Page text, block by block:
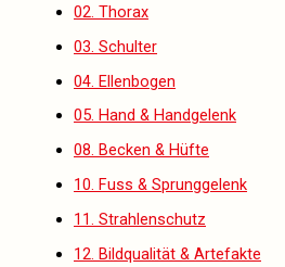
02. Thorax
03. Schulter
04. Ellenbogen
05. Hand & Handgelenk
08. Becken & Hüfte
10. Fuss & Sprunggelenk
11. Strahlenschutz
12. Bildqualität & Artefakte